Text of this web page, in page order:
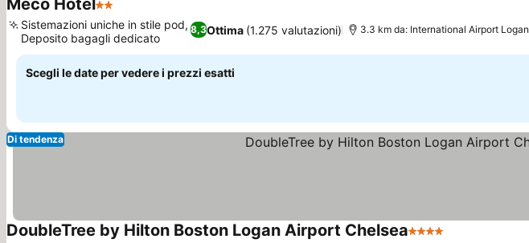
Meco Hotel2 Stelle
8,3Ottima (1.275 valutazioni)
Sistemazioni uniche in stile pod,
Deposito bagagli dedicato
3.3 km da: International Airport Logan
Scegli le date per vedere i prezzi esatti
Di tendenza
DoubleTree by Hilton Boston Logan Airport Chelsea4 Stelle